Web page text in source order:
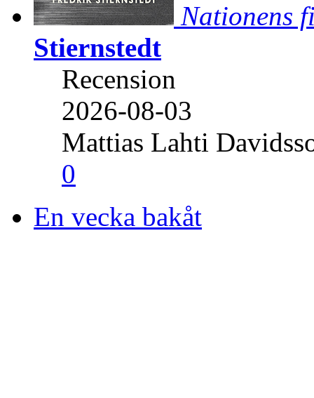
Nationens
Stiernstedt
Recension
2026-08-03
Mattias Lahti
0
En vecka bakåt